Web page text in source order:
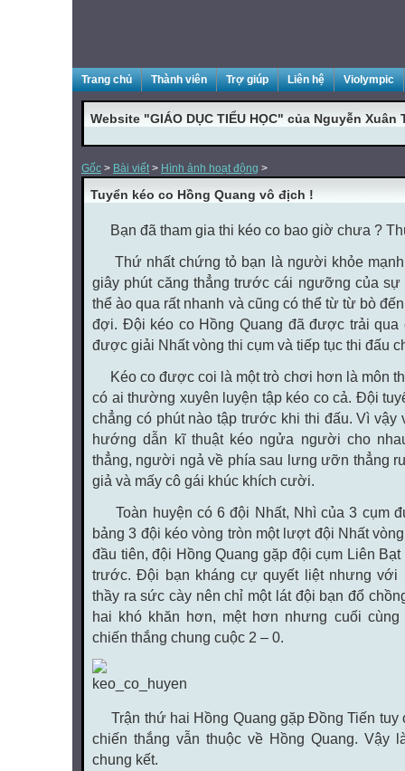
Trang chủ Thành viên Trợ giúp Liên hệ Violympic
Website "GIÁO DỤC TIỂU HỌC" của Nguyễn Xuân
Gốc > Bài viết> Hình ảnh hoạt động >
Tuyển kéo co Hồng Quang vô địch !
Bạn đã tham gia thi kéo co bao giờ chưa ?
Thứ nhất chứng tỏ bạn là người khỏe
giây phút căng thẳng trước cái ngưỡng của sự
thể ào qua rất nhanh và cũng có thể từ từ bò
đợi. Đội kéo co Hồng Quang đã được trải qua
được giải Nhất vòng thi cụm và tiếp tục thi đấu
Kéo co được coi là một trò chơi hơn là môn
có ai thường xuyên luyện tập kéo co cả. Đội
chẳng có phút nào tập trước khi thi đấu. Vì vậy
hướng dẫn kĩ thuật kéo ngửa người cho
thẳng, người ngả về phía sau lưng ưỡn thẳng
giả và mấy cô gái khúc khích cười.
Toàn huyện có 6 đội Nhất, Nhì của 3 cụm
bảng 3 đội kéo vòng tròn một lượt đội Nhất
đầu tiên, đội Hồng Quang gặp đội cụm Liên
trước. Đội bạn kháng cự quyết liệt nhưng với
thầy ra sức cày nên chỉ một lát đội bạn đổ
hai khó khăn hơn, mệt hơn nhưng cuối cùng
chiến thắng chung cuộc 2 – 0.
Trận thứ hai Hồng Quang gặp Đồng Tiến tuy
chiến thắng vẫn thuộc về Hồng Quang. Vậy
chung kết.